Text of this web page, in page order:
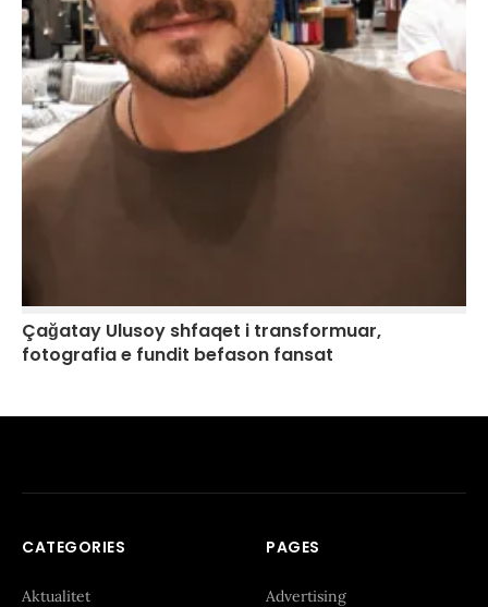
Çağatay Ulusoy shfaqet i transformuar,
fotografia e fundit befason fansat
CATEGORIES
Aktualitet
PAGES
Advertising